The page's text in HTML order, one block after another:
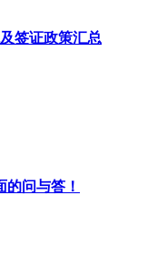
签证政策汇总
的问与答！